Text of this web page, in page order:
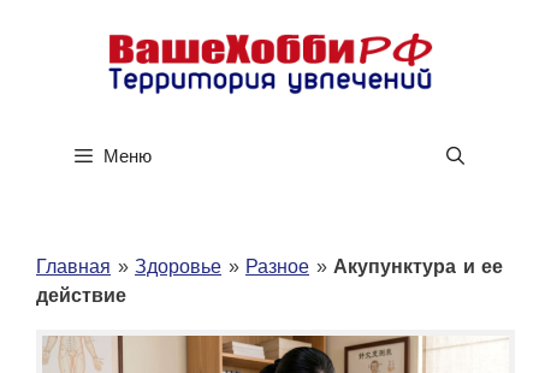
содержимому
Меню
Главная » Здоровье » Разное » Акупунктура и ее
действие